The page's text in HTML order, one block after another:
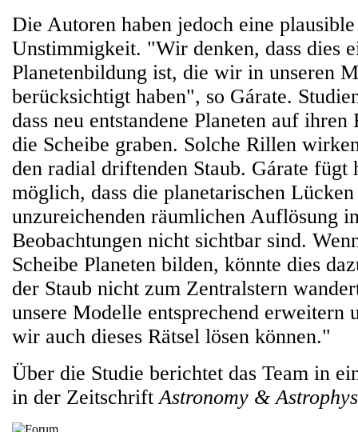
Die Autoren haben jedoch eine
Unstimmigkeit. "Wir denken, dass dies
Planetenbildung ist, die wir in unseren
berücksichtigt haben", so Gárate.
dass neu entstandene Planeten auf
die Scheibe graben. Solche Rillen
den radial driftenden Staub. Gárate fügt
möglich, dass die planetarischen
unzureichenden räumlichen Auflösung
Beobachtungen nicht sichtbar sind.
Scheibe Planeten bilden, könnte dies
der Staub nicht zum Zentralstern
unsere Modelle entsprechend erweitern
wir auch dieses Rätsel lösen können."
Über die Studie berichtet das Team in
in der ZeitschriftAstronomy &